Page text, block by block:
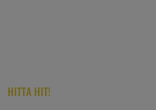
HITTA HIT!